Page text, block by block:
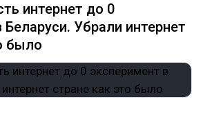
интернет до 0
Убрали интернет
было